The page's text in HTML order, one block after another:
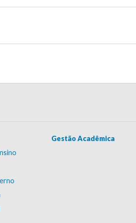
Gestão Acadêmica